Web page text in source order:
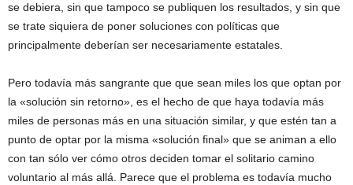
se debiera, sin que tampoco se publiquen los resultados, y sin que
se trate siquiera de poner soluciones con políticas que
principalmente deberían ser necesariamente estatales.
Pero todavía más sangrante que que sean miles los que optan por
la «solución sin retorno», es el hecho de que haya todavía más
miles de personas más en una situación similar, y que estén tan a
punto de optar por la misma «solución final» que se animan a ello
con tan sólo ver cómo otros deciden tomar el solitario camino
voluntario al más allá. Parece que el problema es todavía mucho